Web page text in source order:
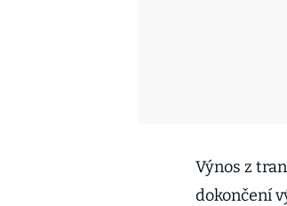
Výnos z
dokončení